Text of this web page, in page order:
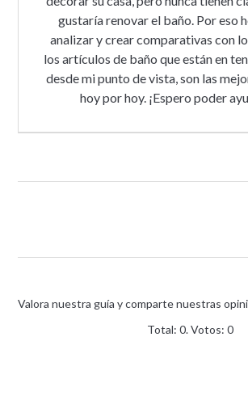
gustaría renovar el baño. Por eso
analizar y crear comparativas con
los artículos de baño que están en
desde mi punto de vista, son las
hoy por hoy. ¡Espero poder
Valora nuestra guía y comparte nuestras
Total:0. Votos:0